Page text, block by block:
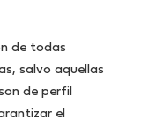
de todas
salvo aquellas
de perfil
el